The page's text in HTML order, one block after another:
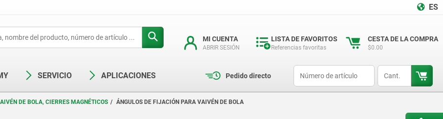
ES
MI CUENTA
ABRIR SESIÓN
LISTA DE FAVORITOS
Referencias favoritas
CESTA DE LA COMPRA
$0.00
SERVICIO APLICACIONES Pedido directo
DE BOLA, CIERRES MAGNÉTICOS ÁNGULOS DE FIJACIÓN PARA VAIVÉN DE BOLA